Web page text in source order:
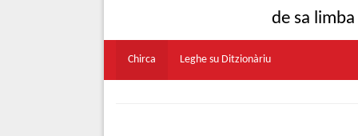
de sa
Chirca Leghe su Ditzionàriu